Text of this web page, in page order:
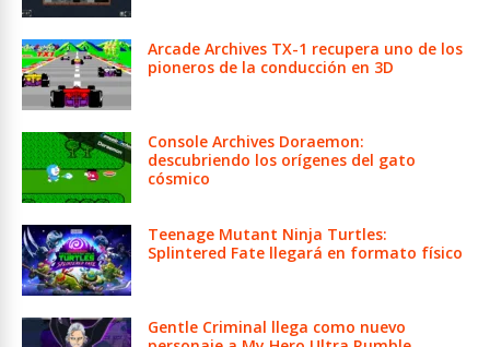
Arcade Archives TX-1 recupera uno de los
pioneros de la conducción en 3D
Console Archives Doraemon:
descubriendo los orígenes del gato
cósmico
Teenage Mutant Ninja Turtles:
Splintered Fate llegará en formato físico
Gentle Criminal llega como nuevo